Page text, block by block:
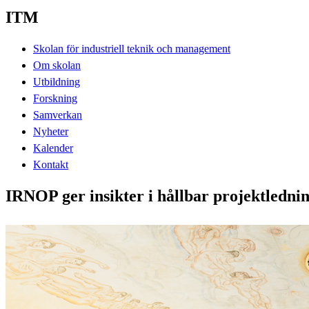
ITM
Skolan för industriell teknik och management
Om skolan
Utbildning
Forskning
Samverkan
Nyheter
Kalender
Kontakt
IRNOP ger insikter i hållbar